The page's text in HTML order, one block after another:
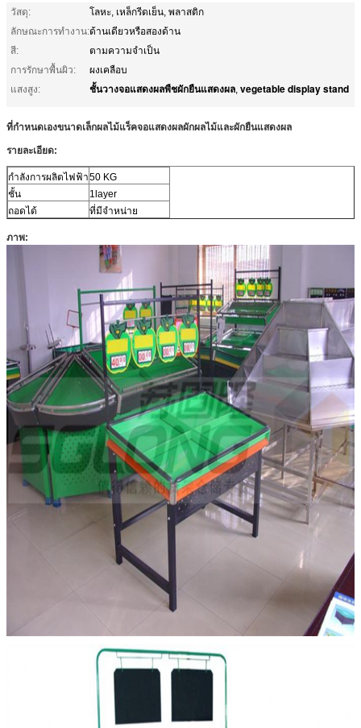
วัสดุ:
โลหะ, เหล็กรีดเย็น, พลาสติก
ลักษณะการทำงาน:ด้านเดียวหรือสองด้าน
สี:
ตามความจำเป็น
การรักษาพื้นผิว:
ผงเคลือบ
แสงสูง:
ชั้นวางจอแสดงผลพืชผักยืนแสดงผล, vegetable display stand
ที่กำหนดเองขนาดเล็กผลไม้แร็คจอแสดงผลผักผลไม้และผักยืนแสดงผล
รายละเอียด:
กำลังการผลิตไฟฟ้า50 KG
ชั้น
1layer
ถอดได้
ที่มีจำหน่าย
ภาพ: